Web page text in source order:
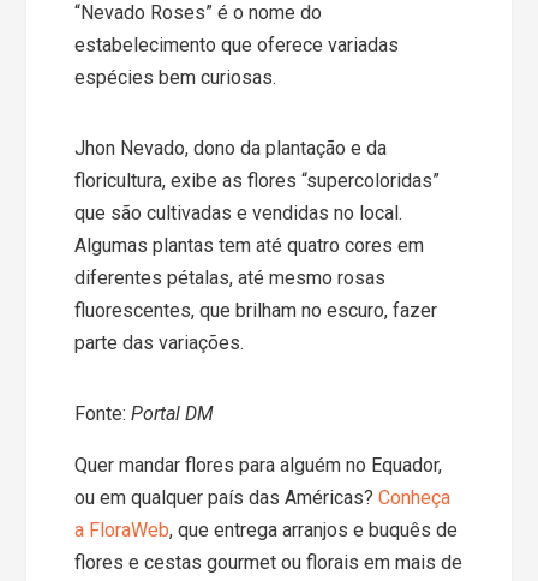
“Nevado Roses” é o nome do
estabelecimento que oferece variadas
espécies bem curiosas.
Jhon Nevado, dono da plantação e da
floricultura, exibe as flores “supercoloridas”
que são cultivadas e vendidas no local.
Algumas plantas tem até quatro cores em
diferentes pétalas, até mesmo rosas
fluorescentes, que brilham no escuro, fazer
parte das variações.
Fonte:Portal DM
Quer mandar flores para alguém no Equador,
ou em qualquer país das Américas?Conheça
a FloraWeb, que entrega arranjos e buquês de
flores e cestas gourmet ou florais em mais de